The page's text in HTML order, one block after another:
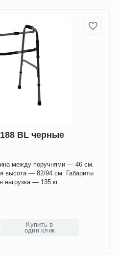
BL черные
между поручнями — 46 см.
высота — 82/94 см. Габариты
— 135 кг.
Купить в
один клик